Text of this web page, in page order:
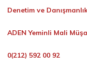
Denetim ve
ADEN Yeminli Mali
0(212) 592 00 92